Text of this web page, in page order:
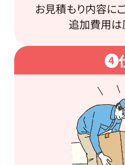
お見積もり内容に
追加費用は
4